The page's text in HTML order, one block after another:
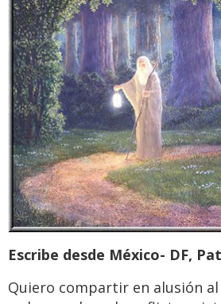
Escribe desde México- DF,
Quiero compartir en alusión